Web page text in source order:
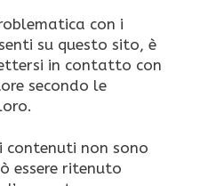
con i
su questo sito, è
in contatto con
secondo le
contenuti non sono
essere ritenuto